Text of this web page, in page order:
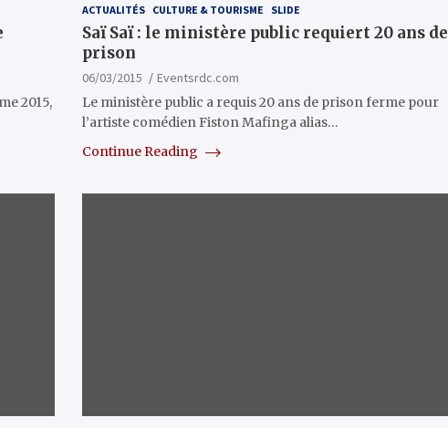
2015,
ACTUALITÉS CULTURE & TOURISME SLIDE
Saï Saï : le ministère public requiert 20 ans de
prison
06/03/2015
Eventsrdc.com
Le ministère public a requis 20 ans de prison ferme pour
l’artiste comédien Fiston Mafinga alias…
Continue Reading